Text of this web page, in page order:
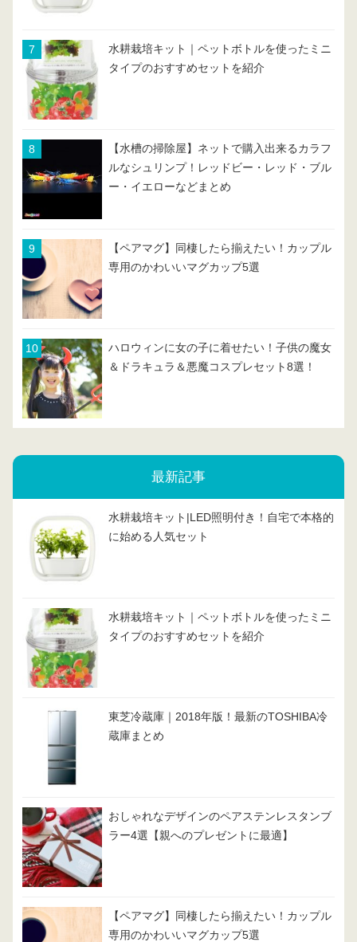
水耕栽培キット｜ペットボトルを使ったミニ
タイプのおすすめセットを紹介
【水槽の掃除屋】ネットで購入出来るカラフ
ルなシュリンプ！レッドビー・レッド・ブル
ー・イエローなどまとめ
【ペアマグ】同棲したら揃えたい！カップル
専用のかわいいマグカップ5選
ハロウィンに女の子に着せたい！子供の魔女
＆ドラキュラ＆悪魔コスプレセット8選！
最新記事
水耕栽培キット|LED照明付き！自宅で本格的
に始める人気セット
水耕栽培キット｜ペットボトルを使ったミニ
タイプのおすすめセットを紹介
東芝冷蔵庫｜2018年版！最新のTOSHIBA冷
蔵庫まとめ
おしゃれなデザインのペアステンレスタンブ
ラー4選【親へのプレゼントに最適】
【ペアマグ】同棲したら揃えたい！カップル
専用のかわいいマグカップ5選